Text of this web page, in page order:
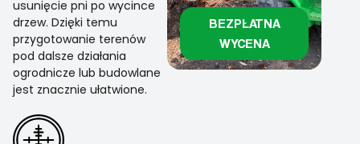
usunięcie pni po wycince
drzew. Dzięki temu
przygotowanie terenów
pod dalsze działania
ogrodnicze lub budowlane
jest znacznie ułatwione.
BEZPŁATNA
WYCENA